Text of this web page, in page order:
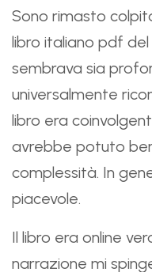
Sono rimasto
libro italiano pdf del
sembrava sia
universalmente
libro era
avrebbe potuto
complessità. In
piacevole.
Il libro era online
narrazione mi